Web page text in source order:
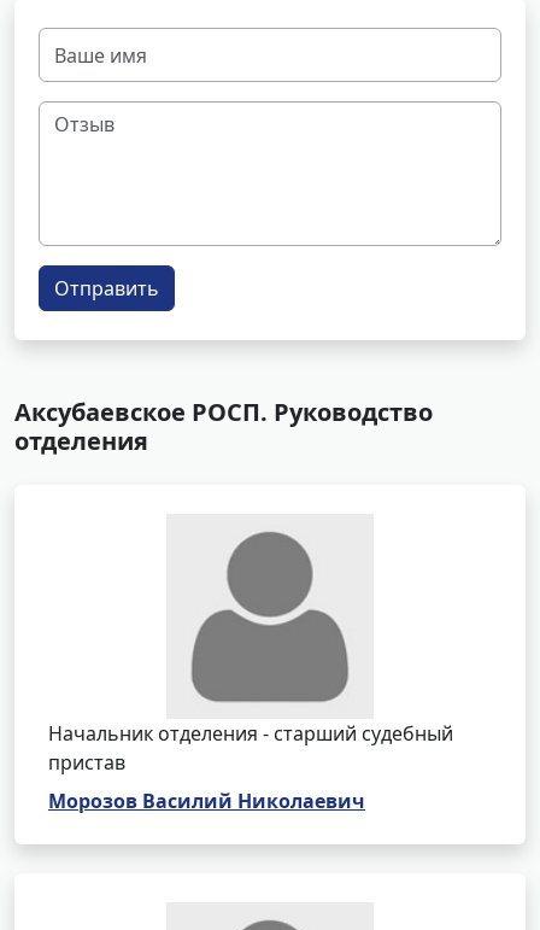
Отправить
Аксубаевское РОСП. Руководство
отделения
Начальник отделения - старший судебный
пристав
Морозов Василий Николаевич